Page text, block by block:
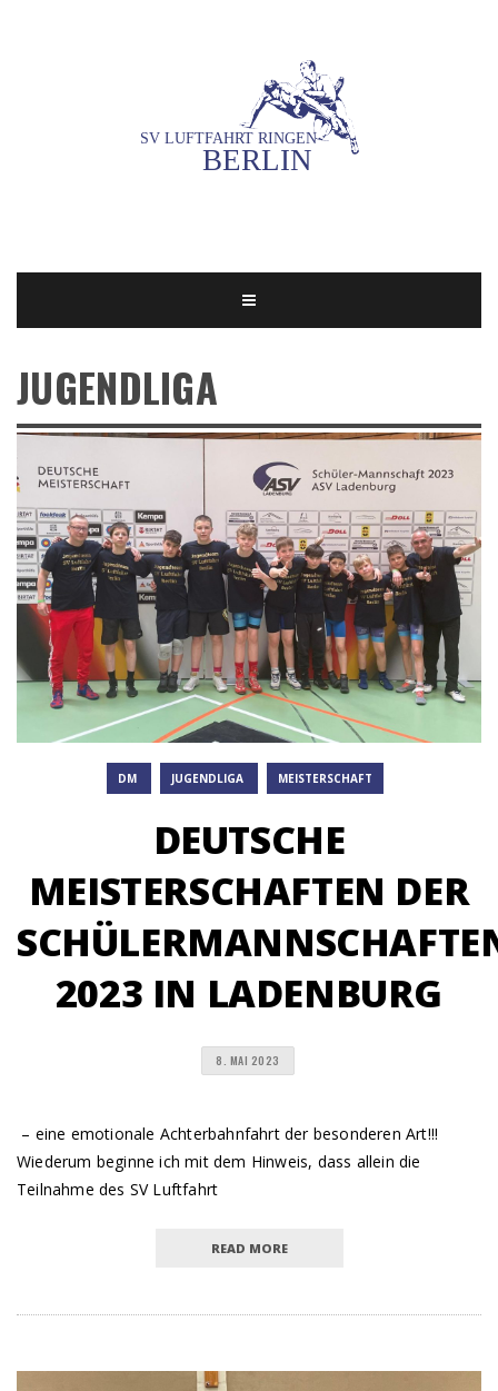
JUGENDLIGA
DM JUGENDLIGA MEISTERSCHAFT
DEUTSCHE
MEISTERSCHAFTEN DER
2023 IN LADENBURG
8. MAI 2023
– eine emotionale Achterbahnfahrt der besonderen Art!!!
Wiederum beginne ich mit dem Hinweis, dass allein die
Teilnahme des SV Luftfahrt
READ MORE